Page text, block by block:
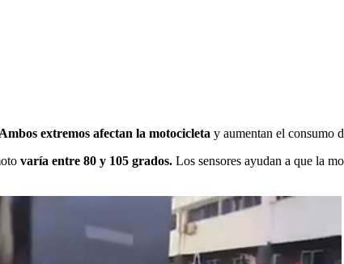
Ambos extremos afectan la motocicleta y aumentan el consumo
varía entre 80 y 105 grados. Los sensores ayudan a que la